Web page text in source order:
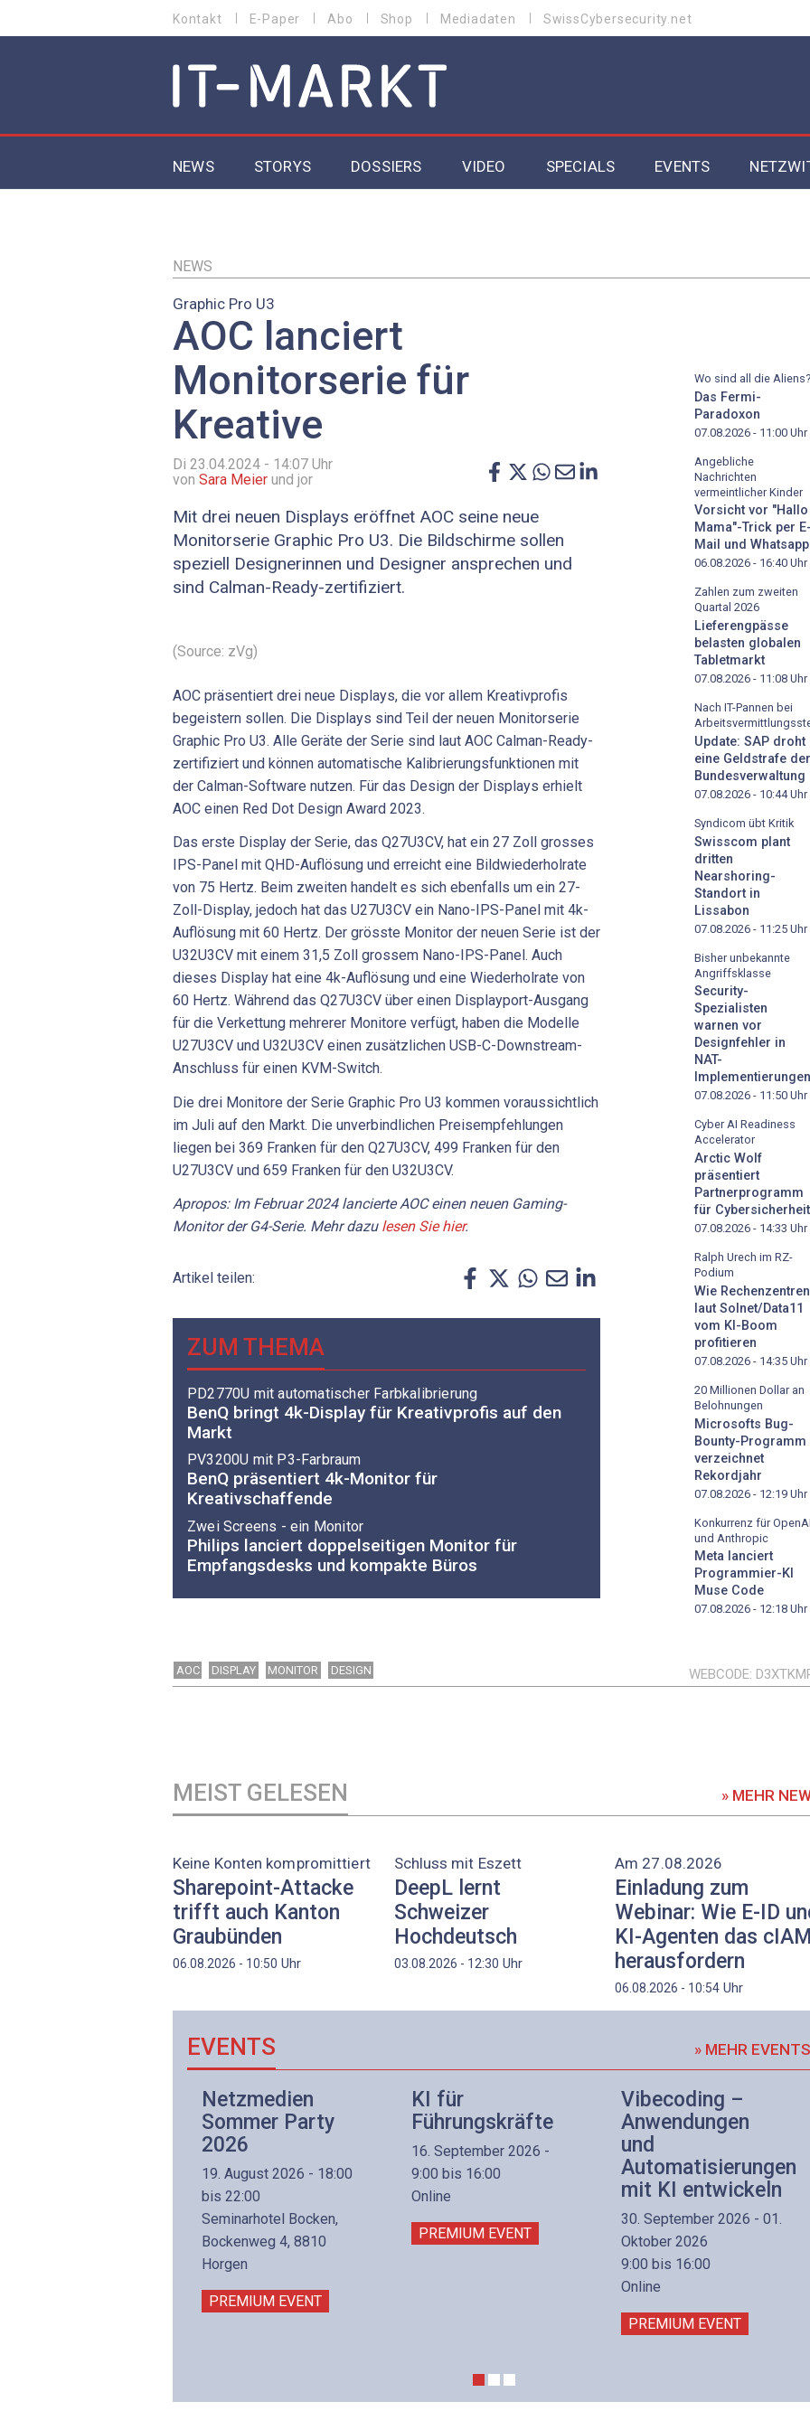
zum
MENU
Kontakt E-Paper Abo Shop Mediadaten SwissCybersecurity.net
MAIN NAVIGATION
NEWS STORYS DOSSIERS
EU-DSGVO
VIDEO SPECIALS EVENTS
NEWS
Graphic Pro U3
AOC lanciert
Monitorserie für
Kreative
Di 23.04.2024 - 14:07 Uhr
von Sara Meier und jor
Mit drei neuen Displays eröffnet AOC seine neue
Monitorserie Graphic Pro U3. Die Bildschirme sollen
speziell Designerinnen und Designer ansprechen und
sind Calman-Ready-zertifiziert.
(Source: zVg)
AOC präsentiert drei neue Displays, die vor allem Kreativprofis
begeistern sollen. Die Displays sind Teil der neuen Monitorserie
Graphic Pro U3. Alle Geräte der Serie sind laut AOC Calman-Ready-
zertifiziert und können automatische Kalibrierungsfunktionen mit
der Calman-Software nutzen. Für das Design der Displays erhielt
AOC einen Red Dot Design Award 2023.
Das erste Display der Serie, das Q27U3CV, hat ein 27 Zoll grosses
IPS-Panel mit QHD-Auflösung und erreicht eine Bildwiederholrate
von 75 Hertz. Beim zweiten handelt es sich ebenfalls um ein 27-
Zoll-Display, jedoch hat das U27U3CV ein Nano-IPS-Panel mit 4k-
Auflösung mit 60 Hertz. Der grösste Monitor der neuen Serie ist der
U32U3CV mit einem 31,5 Zoll grossem Nano-IPS-Panel. Auch
dieses Display hat eine 4k-Auflösung und eine Wiederholrate von
60 Hertz. Während das Q27U3CV über einen Displayport-Ausgang
für die Verkettung mehrerer Monitore verfügt, haben die Modelle
U27U3CV und U32U3CV einen zusätzlichen USB-C-Downstream-
Anschluss für einen KVM-Switch.
Die drei Monitore der Serie Graphic Pro U3 kommen voraussichtlich
im Juli auf den Markt. Die unverbindlichen Preisempfehlungen
liegen bei 369 Franken für den Q27U3CV, 499 Franken für den
U27U3CV und 659 Franken für den U32U3CV.
Apropos: Im Februar 2024 lancierte AOC einen neuen Gaming-
Monitor der G4-Serie. Mehr dazu lesen Sie hier.
Artikel teilen:
ZUM THEMA
PD2770U mit automatischer Farbkalibrierung
BenQ bringt 4k-Display für Kreativprofis auf den
Markt
PV3200U mit P3-Farbraum
BenQ präsentiert 4k-Monitor für
Kreativschaffende
Zwei Screens - ein Monitor
Philips lanciert doppelseitigen Monitor für
Empfangsdesks und kompakte Büros
Wo sind all die Aliens?
Das Fermi-
Paradoxon
07.08.2026 - 11:00 Uhr
Angebliche
Nachrichten
vermeintlicher Kinder
Vorsicht vor "Hallo
Mama"-Trick per E-
Mail und Whatsapp
06.08.2026 - 16:40 Uhr
Zahlen zum zweiten
Quartal 2026
Lieferengpässe
belasten globalen
Tabletmarkt
07.08.2026 - 11:08 Uhr
Nach IT-Pannen bei
Update: SAP droht
eine Geldstrafe der
Bundesverwaltung
07.08.2026 - 10:44Uhr
Syndicom übt Kritik
Swisscom plant
dritten
Nearshoring-
Standort in
Lissabon
07.08.2026 - 11:25 Uhr
Bisher unbekannte
Angriffsklasse
Security-
Spezialisten
warnen vor
Designfehler in
NAT-
Implementierungen
07.08.2026 - 11:50 Uhr
Cyber AI Readiness
Accelerator
Arctic Wolf
präsentiert
Partnerprogramm
für Cybersicherheit
07.08.2026 - 14:33 Uhr
Ralph Urech im RZ-
Podium
Wie Rechenzentren
laut Solnet/Data11
vom KI-Boom
profitieren
07.08.2026 - 14:35 Uhr
20 Millionen Dollar an
Belohnungen
Microsofts Bug-
Bounty-Programm
verzeichnet
Rekordjahr
07.08.2026 - 12:19 Uhr
Konkurrenz für OpenAI
und Anthropic
Meta lanciert
Programmier-KI
Muse Code
07.08.2026 - 12:18 Uhr
AOC DISPLAY MONITOR DESIGN WEBCODE
MEIST GELESEN » MEHR
Keine Konten kompromittiert
Sharepoint-Attacke
trifft auch Kanton
Graubünden
06.08.2026 - 10:50 Uhr
Schluss mit Eszett
DeepL lernt
Schweizer
Hochdeutsch
03.08.2026 - 12:30 Uhr
Am 27.08.2026
Einladung zum
Webinar: Wie E-ID
KI-Agenten das cIAM
herausfordern
06.08.2026 - 10:54 Uhr
EVENTS » MEHR EVENTS
Netzmedien
Sommer Party
2026
19. August 2026 - 18:00
bis 22:00
Seminarhotel Bocken,
Bockenweg 4, 8810
Horgen
PREMIUM EVENT
KI für
Führungskräfte
16. September 2026 -
9:00 bis 16:00
Online
PREMIUM EVENT
Vibecoding –
Anwendungen
und
Automatisierungen
mit KI entwickeln
30. September 2026 - 01.
Oktober 2026
9:00 bis 16:00
Online
PREMIUM EVENT